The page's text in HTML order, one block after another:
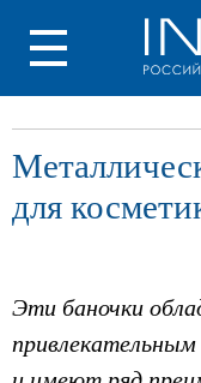
для
Эти баночки